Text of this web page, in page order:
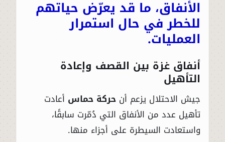
الأنفاق، ما قد يعرّض حياتهم
للخطر في حال استمرار
العمليات.
أنفاق غزة بين القصف وإعادة
التأهيل
جيش الاحتلال يزعم أن حركة حماس أعادت
تأهيل عدد من الأنفاق التي دُمّرت سابقًا،
واستعادت السيطرة على أجزاء منها.